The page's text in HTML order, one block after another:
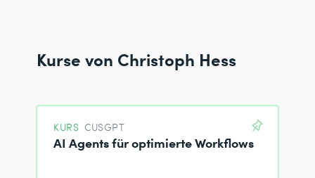
Kurse von Christoph Hess
KURS CUSGPT
AI Agents für optimierte Workflows